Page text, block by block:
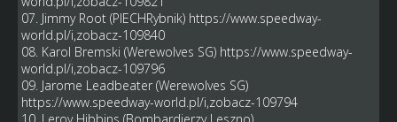
07. Jimmy Root (PIECHRybnik) https://www.speedway-
world.pl/i,zobacz-109840
08. Karol Bremski (Werewolves SG) https://www.speedway-
world.pl/i,zobacz-109796
09. Jarome Leadbeater (Werewolves SG)
https://www.speedway-world.pl/i,zobacz-109794